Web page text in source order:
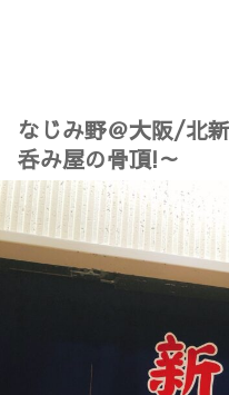
なじみ野＠大阪/北
呑み屋の骨頂!～